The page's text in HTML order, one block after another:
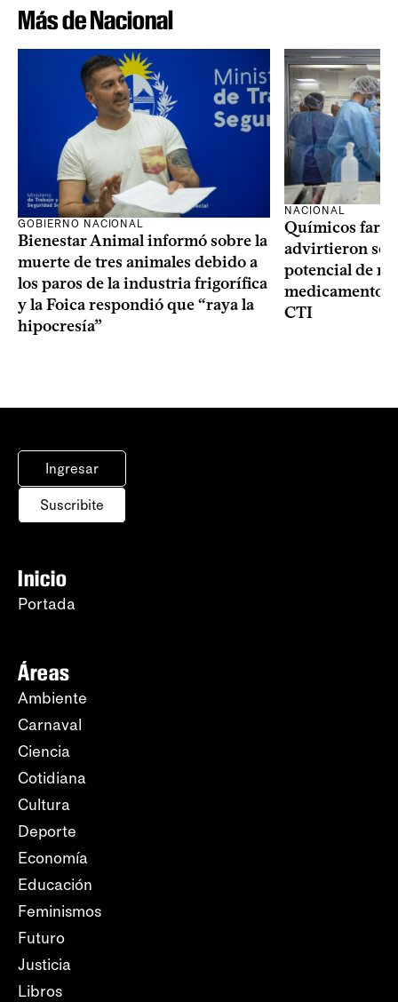
Más de Nacional
GOBIERNO NACIONAL
Bienestar Animal informó sobre la
muerte de tres animales debido a
los paros de la industria frigorífica
y la Foica respondió que “raya la
hipocresía”
NACIONAL
Químicos
advirtieron
potencial de
medicamentos
CTI
Ingresar
Suscribite
Inicio
Portada
Áreas
Ambiente
Carnaval
Ciencia
Cotidiana
Cultura
Deporte
Economía
Educación
Feminismos
Futuro
Justicia
Libros